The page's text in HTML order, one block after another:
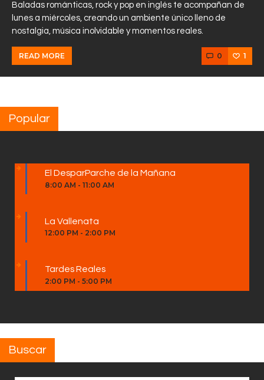
Baladas románticas, rock y pop en inglés te acompañan de
lunes a miércoles, creando un ambiente único lleno de
nostalgia, música inolvidable y momentos reales.
READ MORE 0 1
Popular
El DesparParche de la Mañana
8:00 AM - 11:00 AM
La Vallenata
12:00 PM - 2:00 PM
Tardes Reales
2:00 PM - 5:00 PM
Buscar